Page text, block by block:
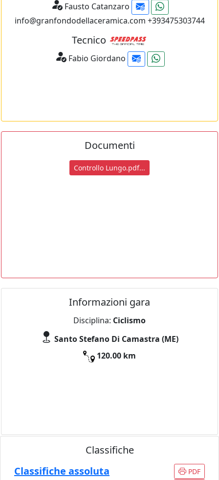
Fausto Catanzaro
info@granfondodellaceramica.com +393475303744
Tecnico
Fabio Giordano
Documenti
Controllo Lungo.pdf...
Informazioni gara
Disciplina: Ciclismo
Santo Stefano Di Camastra (ME)
120.00 km
Classifiche
Classifiche assoluta
PDF